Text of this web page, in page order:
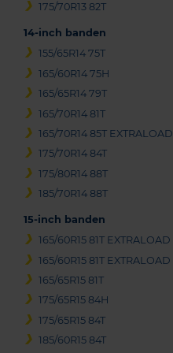
175/70R13 82T
14-inch banden
155/65R14 75T
165/60R14 75H
165/65R14 79T
165/70R14 81T
165/70R14 85T EXTRALOAD
175/70R14 84T
175/80R14 88T
185/70R14 88T
15-inch banden
165/60R15 81T EXTRALOAD
165/60R15 81T EXTRALOAD
165/65R15 81T
175/65R15 84H
175/65R15 84T
185/60R15 84T